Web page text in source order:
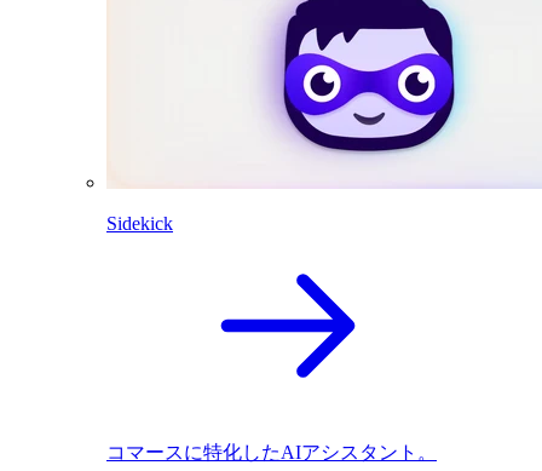
Sidekick
コマースに特化したAIアシスタント。